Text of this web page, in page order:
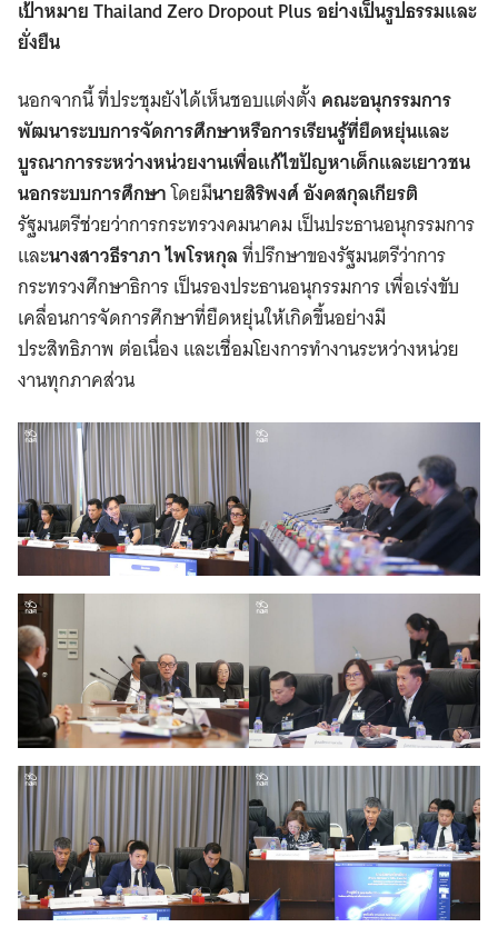
เป้าหมาย Thailand Zero Dropout Plus อย่างเป็นรูปธรรมและ
ยั่งยืน
นอกจากนี้ ที่ประชุมยังได้เห็นชอบแต่งตั้ง คณะอนุกรรมการ
พัฒนาระบบการจัดการศึกษาหรือการเรียนรู้ที่ยืดหยุ่นและ
บูรณาการระหว่างหน่วยงานเพื่อแก้ไขปัญหาเด็กและเยาวชน
นอกระบบการศึกษาโดยมีนายสิริพงศ์ อังคสกุลเกียรติ
รัฐมนตรีช่วยว่าการกระทรวงคมนาคม เป็นประธานอนุกรรมการ
และนางสาวธีราภา ไพโรหกุลที่ปรึกษาของรัฐมนตรีว่าการ
กระทรวงศึกษาธิการ เป็นรองประธานอนุกรรมการ เพื่อเร่งขับ
เคลื่อนการจัดการศึกษาที่ยืดหยุ่นให้เกิดขึ้นอย่างมี
ประสิทธิภาพ ต่อเนื่อง และเชื่อมโยงการทำงานระหว่างหน่วย
งานทุกภาคส่วน